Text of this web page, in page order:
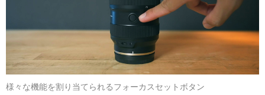
様々な機能を割り当てられるフォーカスセットボタン